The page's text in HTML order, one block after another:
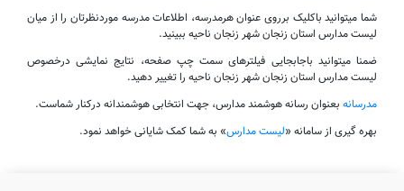
شما میتوانید باکلیک برروی عنوان هرمدرسه، اطلاعات مدرسه موردنظرتان را از میان
لیست مدارس استان زنجان شهر زنجان ناحیه ببینید.
ضمنا میتوانید باجابجایی فیلترهای سمت چپ صفحه، نتایج نمایشی درخصوص
لیست مدارس استان زنجان شهر زنجان ناحیه را تغییر دهید.
مدرسانه بعنوان رسانه هوشمند مدارس، جهت انتخابی هوشمندانه درکنار شماست.
بهره گیری از سامانه «لیست مدارس» به شما کمک شایانی خواهد نمود.